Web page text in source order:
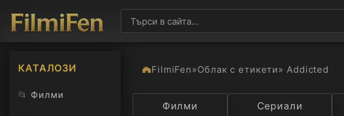
КАТАЛОЗИ
📂 Филми
FilmiFen»Облак с етикети» Addicted
Категория Държава
Филми Сериали